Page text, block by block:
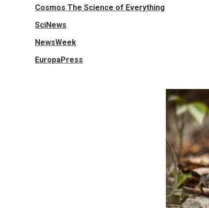
Cosmos The Science of Everything
SciNews
NewsWeek
EuropaPress